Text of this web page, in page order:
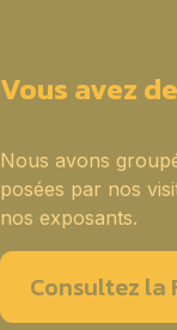
Vous avez
Nous avons
posées par nos
nos exposants.
Consultez la